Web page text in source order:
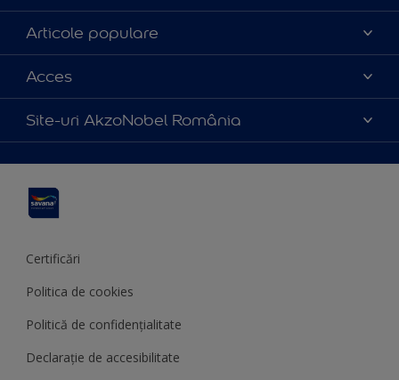
Contact
Parteneri
Certificări
Articole populare
Culoarea anului 2025
Produse
Sfaturi utile
Acces
Politica de cookies
Termeni și condiții
Termeni de utilizare
Site-uri AkzoNobel România
Hammerite
Certificări
Politica de cookies
Politică de confidențialitate
Declarație de accesibilitate